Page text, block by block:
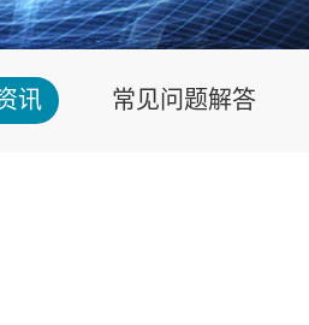
讯 常见问题解答